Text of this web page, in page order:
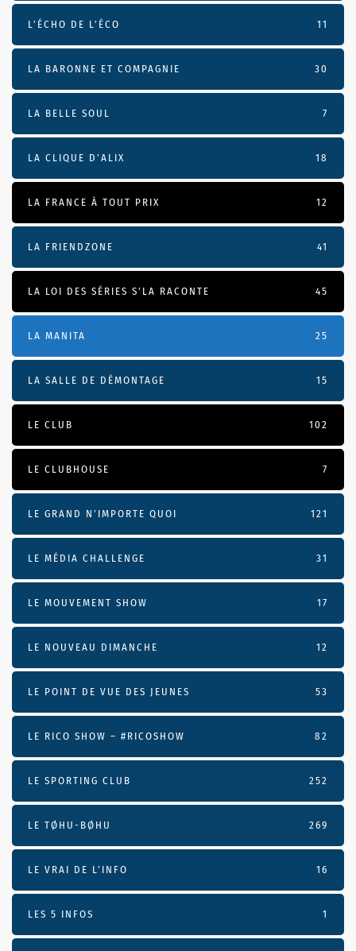
L’ÉCHO DE L’ÉCO 11
LA BARONNE ET COMPAGNIE 30
LA BELLE SOUL 7
LA CLIQUE D'ALIX 18
LA FRANCE À TOUT PRIX 12
LA FRIENDZONE 41
LA LOI DES SÉRIES S'LA RACONTE 45
LA MANITA 25
LA SALLE DE DÉMONTAGE 15
LE CLUB 102
LE CLUBHOUSE 7
LE GRAND N’IMPORTE QUOI 121
LE MÉDIA CHALLENGE 31
LE MOUVEMENT SHOW 17
LE NOUVEAU DIMANCHE 12
LE POINT DE VUE DES JEUNES 53
LE RICO SHOW – #RICOSHOW 82
LE SPORTING CLUB 252
LE TØHU-BØHU 269
LE VRAI DE L’INFO 16
LES 5 INFOS 1